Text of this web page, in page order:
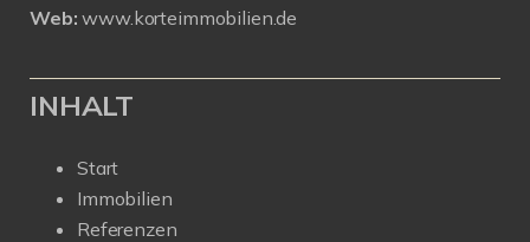
Web: www.korteimmobilien.de
INHALT
Start
Immobilien
Referenzen